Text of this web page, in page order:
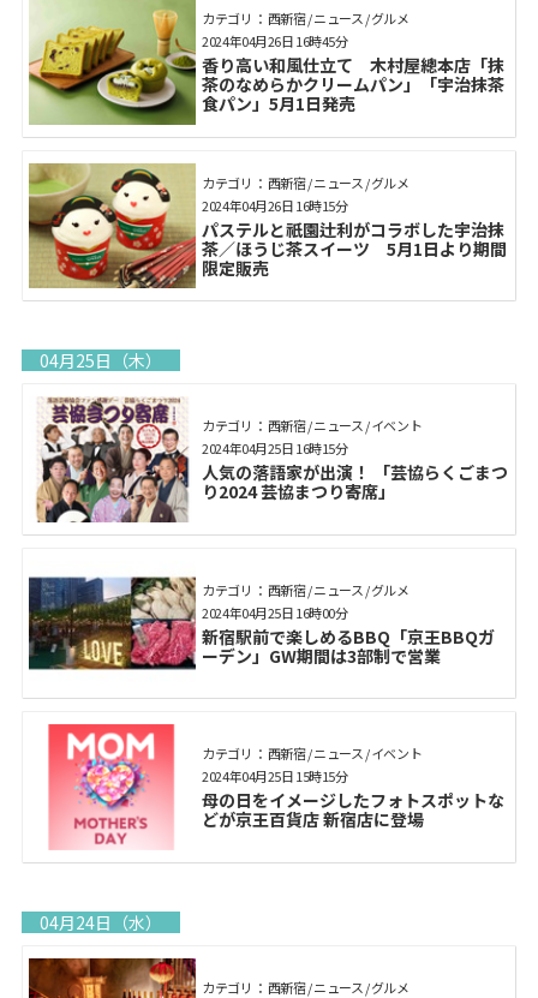
カテゴリ： 西新宿 / ニュース / グルメ
香り高い和風仕立て 木村屋總本店「抹
茶のなめらかクリームパン」「宇治抹茶
食パン」5月1日発売
2024年04月26日 16時45分
カテゴリ： 西新宿 / ニュース / グルメ
パステルと祇園辻利がコラボした宇治抹
茶／ほうじ茶スイーツ 5月1日より期間
限定販売
2024年04月26日 16時15分
04月25日（木）
カテゴリ： 西新宿 / ニュース / イベント
人気の落語家が出演！ 「芸協らくごまつ
り2024 芸協まつり寄席」
2024年04月25日 16時15分
カテゴリ： 西新宿 / ニュース / グルメ
新宿駅前で楽しめるBBQ「京王BBQガ
ーデン」GW期間は3部制で営業
2024年04月25日 16時00分
カテゴリ： 西新宿 / ニュース / イベント
母の日をイメージしたフォトスポットな
どが京王百貨店 新宿店に登場
2024年04月25日 15時15分
04月24日（水）
カテゴリ： 西新宿 / ニュース / グルメ